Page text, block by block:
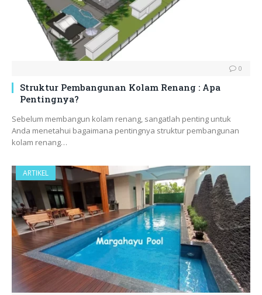
0
Struktur Pembangunan Kolam Renang : Apa
Pentingnya?
Sebelum membangun kolam renang, sangatlah penting untuk
Anda menetahui bagaimana pentingnya struktur pembangunan
kolam renang…
ARTIKEL